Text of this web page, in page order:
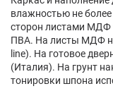
влажностью не более
сторон листами МДФ
ПВА. На листы МДФ
line). На готовое
(Италия). На грунт
тонировки шпона